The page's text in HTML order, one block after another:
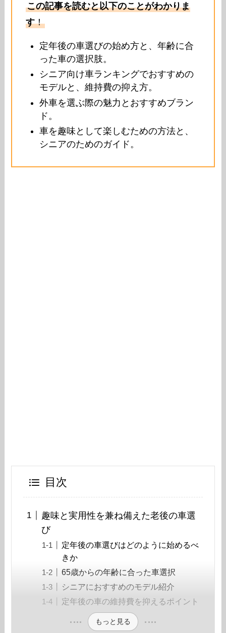
この記事を読むと以下のことがわかりま
す！
定年後の車選びの始め方と、年齢に合
った車の選択肢。
シニア向け車ランキングでおすすめの
モデルと、維持費の抑え方。
外車を選ぶ際の魅力とおすすめブラン
ド。
車を趣味として楽しむための方法と、
シニアのためのガイド。
目次
趣味と実用性を兼ね備えた老後の車選
び
定年後の車選びはどのように始めるべ
きか
65歳からの年齢に合った車選択
シニアにおすすめのモデル紹介
定年後の車の維持費を抑えるポイント
もっと見る